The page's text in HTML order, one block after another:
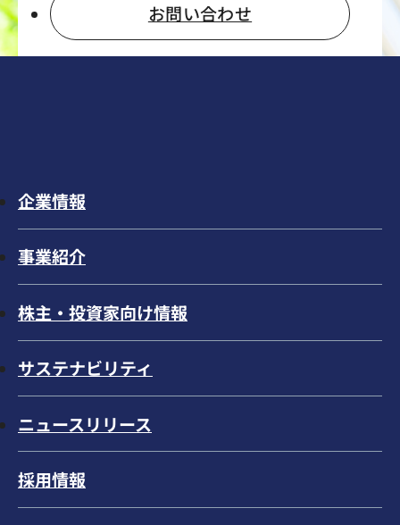
お問い合わせ
企業情報
事業紹介
株主・投資家向け情報
サステナビリティ
ニュースリリース
採用情報